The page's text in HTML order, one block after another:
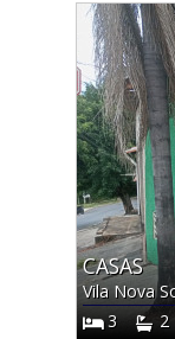
CASAS
Vila Nova
3
2